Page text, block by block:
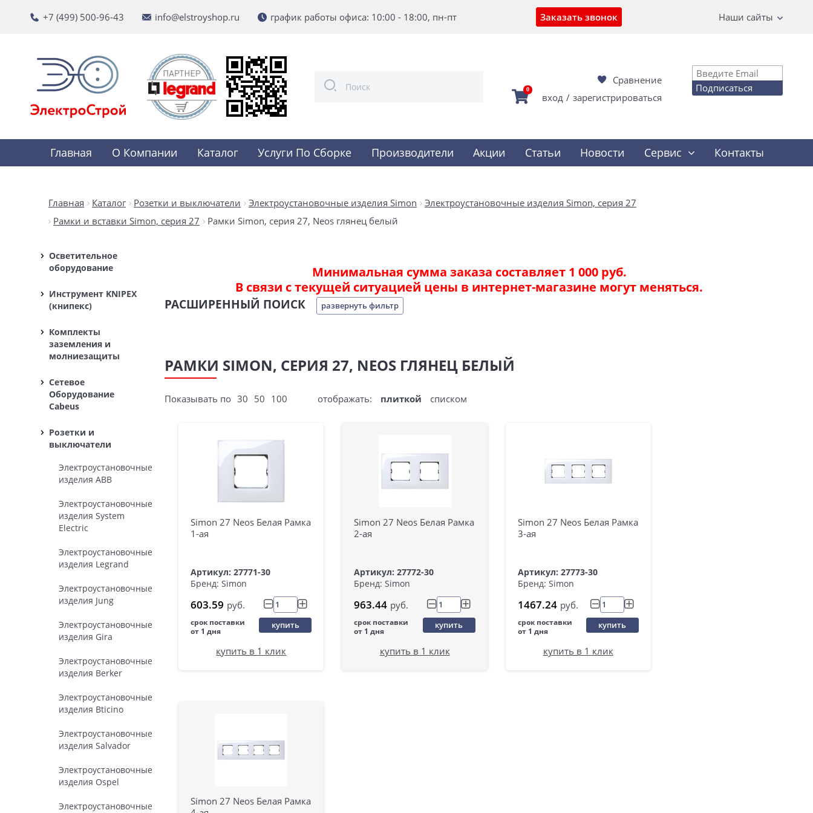
+7 (499) 500-96-43 info@elstroyshop.ru график работы офиса: 10:00 - 18:00, пн-пт Заказать звонок Наши сайты
Сравнение
0
вход / зарегистрироваться
Подписаться
Главная О Компании Каталог Услуги По Сборке Производители Акции Статьи Новости Сервис Контакты
Главная Каталог Розетки и выключатели Электроустановочные изделия Simon
Электроустановочные изделия Simon, серия 27
Рамки и вставки Simon, серия 27
Рамки Simon, серия 27, Neos глянец белый
Осветительное
оборудование
Инструмент KNIPEX
(книпекс)
Комплекты
заземления и
молниезащиты
Сетевое
Оборудование
Cabeus
Розетки и
выключатели
Электроустановочные
изделия ABB
Электроустановочные
изделия System
Electric
Электроустановочные
изделия Legrand
Электроустановочные
изделия Jung
Электроустановочные
изделия Gira
Электроустановочные
изделия Berker
Электроустановочные
изделия Bticino
Электроустановочные
изделия Salvador
Электроустановочные
изделия Ospel
Электроустановочные
Минимальная сумма заказа составляет 1 000 руб.
В связи с текущей ситуацией цены в интернет-магазине могут меняться.
РАСШИРЕННЫЙ ПОИСК развернуть фильтр
РАМКИ SIMON, СЕРИЯ 27, NEOS ГЛЯНЕЦ БЕЛЫЙ
Показывать по 30 50 100 отображать: плиткой списком
Simon 27 Neos Белая Рамка
1-ая
Артикул: 27771-30
Бренд: Simon
603.59 руб.
срок поставки
от 1 дня
купить
купить в 1 клик
Simon 27 Neos Белая Рамка
2-ая
Артикул: 27772-30
Бренд: Simon
963.44 руб.
срок поставки
от 1 дня
купить
купить в 1 клик
Simon 27 Neos Белая Рамка
3-ая
Артикул: 27773-30
Бренд: Simon
1467.24 руб.
срок поставки
от 1 дня
купить
купить в 1 клик
Simon 27 Neos Белая Рамка